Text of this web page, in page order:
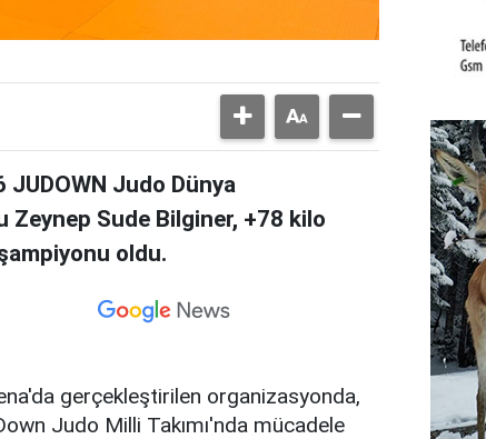
Judo Dünya
Zeynep Sude Bilginer, +78 kilo
oldu.
gerçekleştirilen organizasyonda,
Judo Milli Takımı'nda mücadele